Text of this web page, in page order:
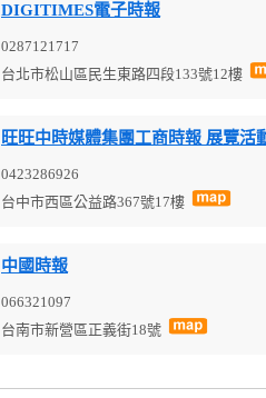
DIGITIMES電子時報
0287121717
台北市松山區民生東路四段133號12樓
旺旺中時媒體集團工商時報 展覽活
0423286926
台中市西區公益路367號17樓
中國時報
066321097
台南市新營區正義街18號